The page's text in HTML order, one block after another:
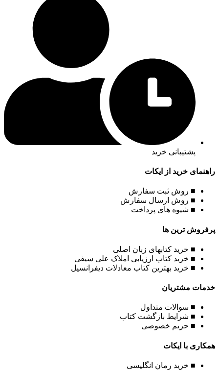
پشتیبانی خرید
راهنمای خرید از ایکات
■ روش ثبت سفارش
■ روش ارسال سفارش
■ شیوه های پرداخت
پرفروش ترین ها
■ خرید کتابهای زبان اصلی
■ خرید کتاب ارزیابی املاک علی سیفی
■ خرید بهترین کتاب معادلات دیفرانسیل
خدمات مشتریان
■ سوالات متداول
■ شرایط بازگشت کتاب
■ حریم خصوصی
همکاری با ایکات
■ خرید رمان انگلیسی